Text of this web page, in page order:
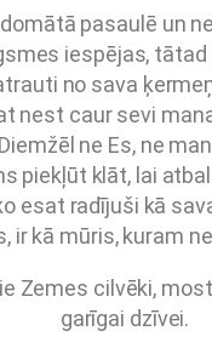
pasaulē un
iespējas, tātad
no sava
nest caur sevi
ne Es, ne
piekļūt klāt, lai
esat radījuši kā
ir kā mūris, kuram
Zemes cilvēki,
garīgai dzīvei.